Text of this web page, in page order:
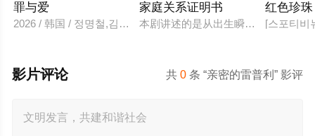
罪与爱
2026 / 韩国 / 정명철,김성혁,金贤叙,정현웅
家庭关系证明书
本剧讲述的是从出生瞬间开始就被打
红色珍珠
[스포티비
共0 条 “亲密的雷普利” 影评
影片评论